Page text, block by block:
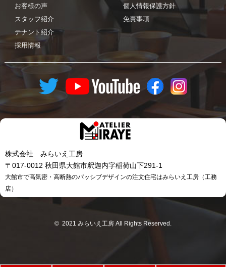
お客様の声
スタッフ紹介
テナント紹介
採用情報
個人情報保護方針
免責事項
株式会社 みらいえ工房
〒017-0012 秋田県大館市釈迦内字稲荷山下291-1
大館市で高気密・高断熱のパッシブデザインの注文住宅はみらいえ工房（工務
店）
© 2021 みらいえ工房 All Rights Reserved.